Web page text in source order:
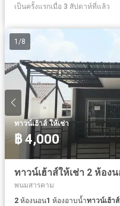
เป็นครั้งแรกเมื่อ 3 สัปดาห์ที่แล้ว
1 /8
ทาวน์เฮ้าส์·ให้เช่า
฿ 4,000
พนมสารคาม
2 ห้องนอน1 ห้องอาบน้ำทาวน์เฮ้าส์